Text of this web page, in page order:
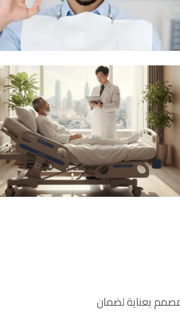
نتائج مضمونة
متابعة شخصية لكل حالة لضمان تحقيق النتائج
المرجوة.
بعناية لضمان